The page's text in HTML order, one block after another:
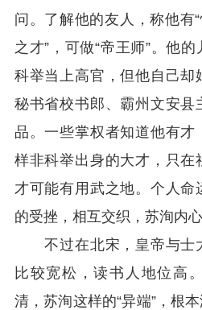
问。了解他的友人，称他有
之才”，可做“帝王师”。他
科举当上高官，但他自己却
秘书省校书郎、霸州文安县
品。一些掌权者知道他有才
样非科举出身的大才，只在
才可能有用武之地。个人命
的受挫，相互交织，苏洵内
不过在北宋，皇帝与士
比较宽松，读书人地位高
清，苏洵这样的“异端”，根